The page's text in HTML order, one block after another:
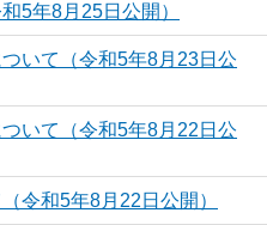
5年8月25日公開）
いて（令和5年8月23日公
いて（令和5年8月22日公
令和5年8月22日公開）